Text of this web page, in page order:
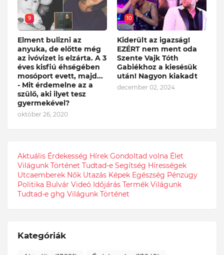
9
Elment bulizni az
anyuka, de előtte még
az ivóvizet is elzárta. A 3
éves kisfiú éhségében
mosóport evett, majd...
- Mit érdemelne az a
szülő, aki ilyet tesz
gyermekével?
október 26, 2020
10
Kiderült az igazság!
EZÉRT nem ment oda
Szente Vajk Tóth
Gabiékhoz a kiesésük
után! Nagyon kiakadt
december 02, 2024
Aktuális Érdekesség Hírek Gondoltad volna Élet
Világunk Történet Tudtad-e Segítség Hírességek
Utcaemberek Nők Utazás Képek Egészség Pénzügy
Politika Bulvár Videó Időjárás Termék Világunk
Tudtad-e ghg Világunk Történet
Kategóriák